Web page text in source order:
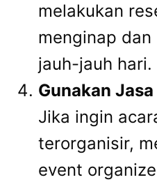
melakukan
menginap
jauh-jauh hari.
Gunakan
Jika ingin
terorganisir,
event